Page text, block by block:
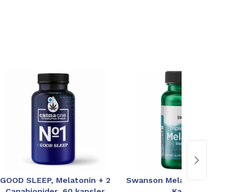
GOOD SLEEP, Melatonin + 2
Swanson Melatonin, 10